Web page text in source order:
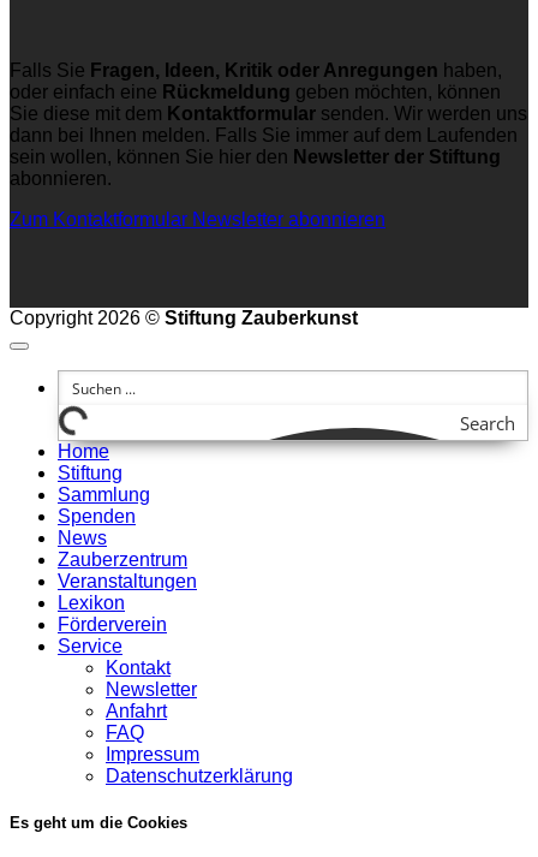
Falls Sie Fragen, Ideen, Kritik oder Anregungen haben,
oder einfach eine Rückmeldung geben möchten, können
Sie diese mit dem Kontaktformular senden. Wir werden uns
dann bei Ihnen melden. Falls Sie immer auf dem Laufenden
sein wollen, können Sie hier den Newsletter der Stiftung
abonnieren.
Zum Kontaktformular Newsletter abonnieren
Copyright 2026 © Stiftung Zauberkunst
Search
Home
Stiftung
Sammlung
Spenden
News
Zauberzentrum
Veranstaltungen
Lexikon
Förderverein
Service
Kontakt
Newsletter
Anfahrt
FAQ
Impressum
Datenschutzerklärung
Es geht um die Cookies